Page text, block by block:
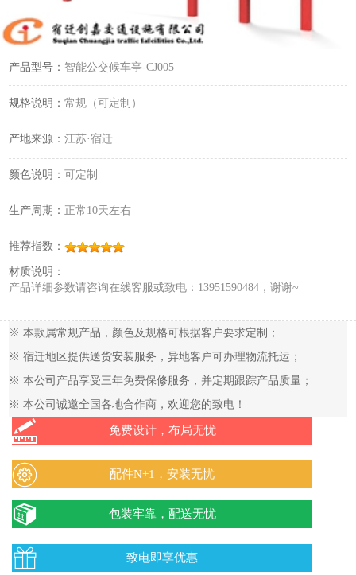
产品型号： 智能公交候车亭-CJ005
规格说明：常规（可定制）
产地来源：江苏·宿迁
颜色说明： 可定制
生产周期： 正常10天左右
推荐指数：
材质说明：
产品详细参数请咨询在线客服或致电：13951590484，谢谢~
※ 本款属常规产品，颜色及规格可根据客户要求定制；
※ 宿迁地区提供送货安装服务，异地客户可办理物流托运；
※ 本公司产品享受三年免费保修服务，并定期跟踪产品质量；
※ 本公司诚邀全国各地合作商，欢迎您的致电！
免费设计，布局无忧
配件N+1，安装无忧
包装牢靠，配送无忧
致电即享优惠